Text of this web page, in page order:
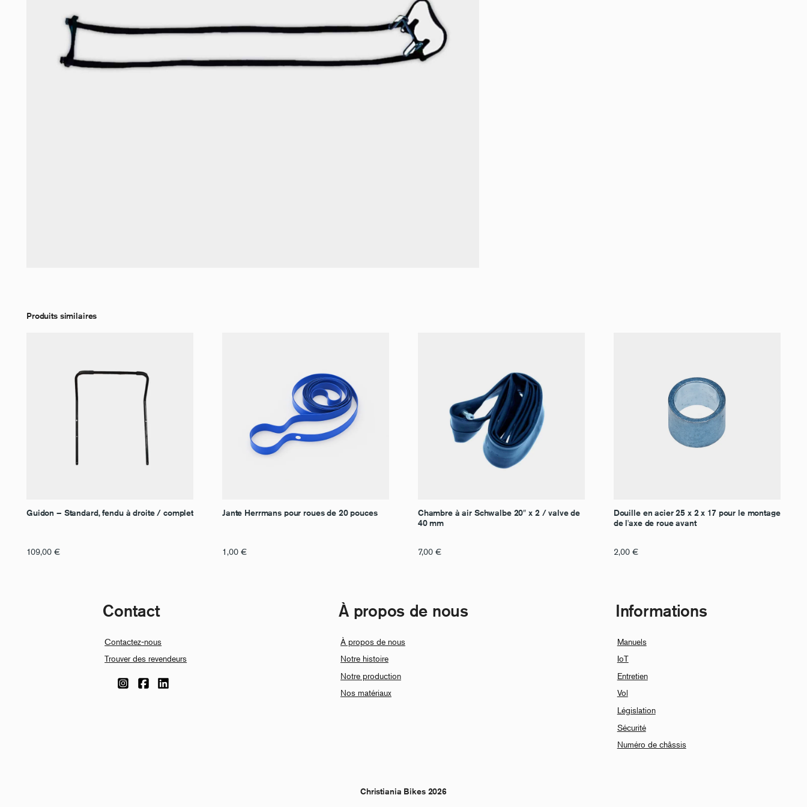
Produits similaires
Guidon – Standard, fendu à droite / complet
109,00 €
Jante Herrmans pour roues de 20 pouces
1,00 €
Chambre à air Schwalbe 20″ x 2 / valve de
40 mm
7,00 €
Douille en acier 25 x 2 x 17 pour le montage
de l'axe de roue avant
2,00 €
Contact
Contactez-nous
Trouver des revendeurs
À propos de nous
À propos de nous
Notre histoire
Notre production
Nos matériaux
Informations
Manuels
IoT
Entretien
Vol
Législation
Sécurité
Numéro de châssis
Christiania Bikes 2026